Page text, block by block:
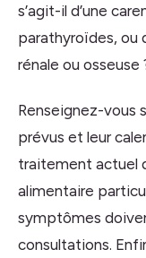
s’agit-il d’une
parathyroïdes, ou
rénale ou osseuse
Renseignez-vous
prévus et leur
traitement actuel
alimentaire
symptômes
consultations.